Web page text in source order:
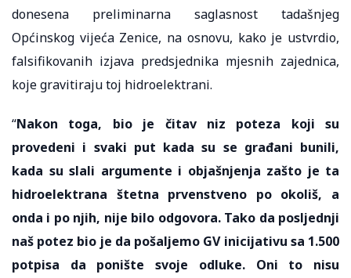
donesena preliminarna saglasnost tadašnjeg
Općinskog vijeća Zenice, na osnovu, kako je ustvrdio,
falsifikovanih izjava predsjednika mjesnih zajednica,
koje gravitiraju toj hidroelektrani.
“Nakon toga, bio je čitav niz poteza koji su
provedeni i svaki put kada su se građani bunili,
kada su slali argumente i objašnjenja zašto je ta
hidroelektrana štetna prvenstveno po okoliš, a
onda i po njih, nije bilo odgovora. Tako da posljednji
naš potez bio je da pošaljemo GV inicijativu sa 1.500
potpisa da ponište svoje odluke. Oni to nisu